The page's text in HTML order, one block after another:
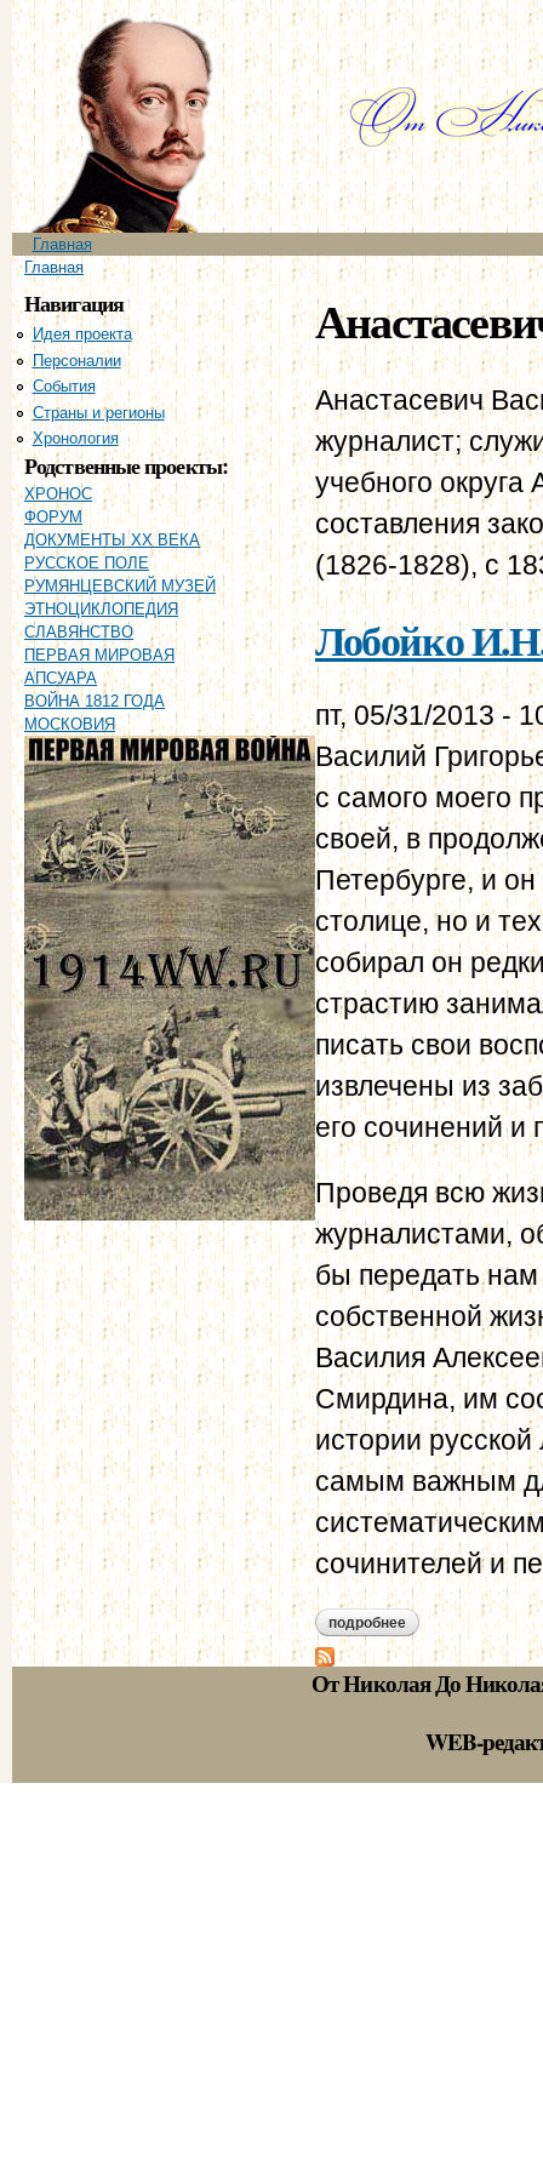
Главное меню
Главная
Вы здесь
Главная
Навигация
Идея проекта
Персоналии
События
Страны и регионы
Хронология
Родственные проекты:
ХРОНОС
ФОРУМ
ДОКУМЕНТЫ XX ВЕКА
РУССКОЕ ПОЛЕ
РУМЯНЦЕВСКИЙ МУЗЕЙ
ЭТНОЦИКЛОПЕДИЯ
СЛАВЯНСТВО
ПЕРВАЯ МИРОВАЯ
АПСУАРА
ВОЙНА 1812 ГОДА
МОСКОВИЯ
Анастасевич
журналист;
учебного
составления
(1826-1828), с
Лобойко
пт, 05/31/2013 -
Василий
с самого моего
своей, в
Петербурге, и
столице, но и
собирал он
страстию
писать свои
извлечены из
его сочинений и
Проведя всю
журналистами,
бы передать нам
собственной
Василия
Смирдина, им
истории
самым важным
сочинителей и
подробнее о лобойко и.н.
От Николая До
WEB-